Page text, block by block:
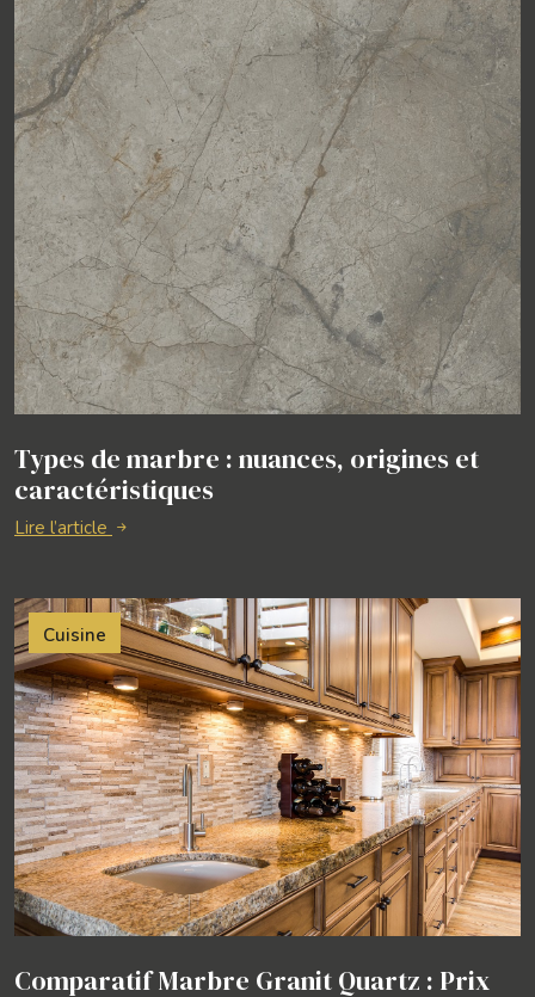
Types de marbre : nuances, origines et
caractéristiques
Lire l’article
Cuisine
Comparatif Marbre Granit Quartz : Prix